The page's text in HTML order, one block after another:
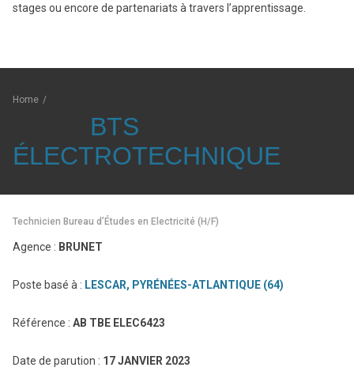
stages ou encore de partenariats à travers l’apprentissage.
Home /
BTS
ÉLECTROTECHNIQUE
Technicien Bureau d’Études en Electricité (H/F)
Agence : BRUNET
Poste basé à : LESCAR, PYRÉNÉES-ATLANTIQUE (64)
Référence : AB TBE ELEC6423
Date de parution : 17 JANVIER 2023